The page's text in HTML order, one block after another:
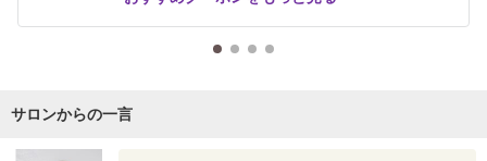
サロンからの一言